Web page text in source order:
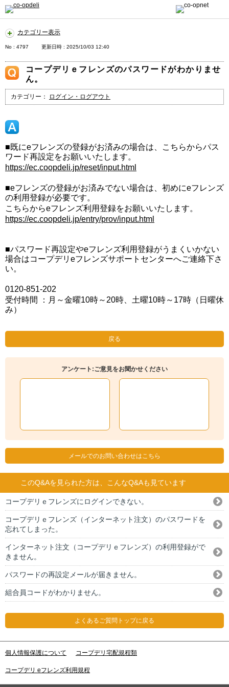
カテゴリー表示
No : 4797 更新日時 : 2025/10/03 12:40
コープデリｅフレンズのパスワードがわかりませ
ん。
カテゴリー： ログイン・ログアウト
■既にeフレンズの登録がお済みの場合は、こちらからパス
ワード再設定をお願いいたします。
https://ec.coopdeli.jp/reset/input.html
■eフレンズの登録がお済みでない場合は、初めにeフレンズ
の利用登録が必要です。
こちらからeフレンズ利用登録をお願いいたします。
https://ec.coopdeli.jp/entry/prov/input.html
■パスワード再設定やeフレンズ利用登録がうまくいかない
場合はコープデリeフレンズサポートセンターへご連絡下さ
い。
0120-851-202
受付時間 ：月～金曜10時～20時、土曜10時～17時（日曜休
み）
戻る
アンケート:ご意見をお聞かせください
メールでのお問い合わせはこちら
このQ&Aを見られた方は、こんなQ&Aも見ています
コープデリｅフレンズにログインできない。
コープデリｅフレンズ（インターネット注文）のパスワードを
忘れてしまった。
インターネット注文（コープデリｅフレンズ）の利用登録がで
きません。
パスワードの再設定メールが届きません。
組合員コードがわかりません。
よくあるご質問トップに戻る
個人情報保護について コープデリ宅配規程類
コープデリ eフレンズ利用規程